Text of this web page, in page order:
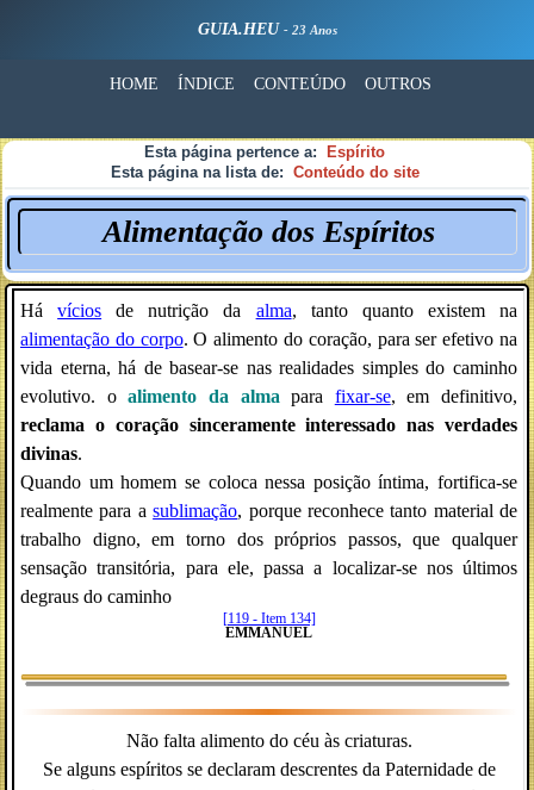
GUIA.HEU - 23 Anos
HOME ÍNDICE CONTEÚDO OUTROS
Esta página pertence a:
Espírito
Esta página na lista de: Conteúdo do site
Alimentação dos Espíritos
Hávícios de nutrição da alma, tanto quanto existem na
alimentação do corpo. O alimento do coração, para ser efetivo na
vida eterna, há de basear-se nas realidades simples do caminho
evolutivo. oalimento da alma para fixar-se, em definitivo,
reclama o coração sinceramente interessado nas verdades
divinas.
Quando um homem se coloca nessa posição íntima, fortifica-se
realmente para asublimação, porque reconhece tanto material de
trabalho digno, em torno dos próprios passos, que qualquer
sensação transitória, para ele, passa a localizar-se nos últimos
degraus do caminho
[119 - Item 134]
EMMANUEL
Não falta alimento do céu às criaturas.
Se alguns espíritos se declaram descrentes da Paternidade de